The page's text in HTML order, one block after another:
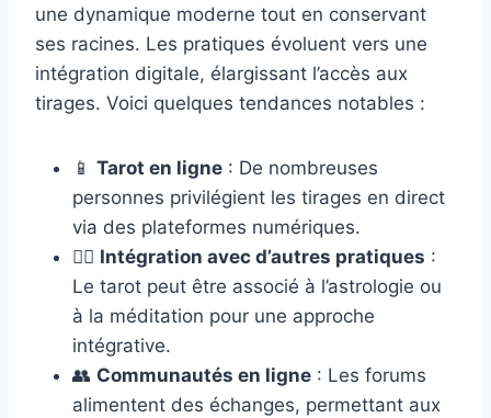
une dynamique moderne tout en conservant
ses racines. Les pratiques évoluent vers une
intégration digitale, élargissant l’accès aux
tirages. Voici quelques tendances notables :
📱 Tarot en ligne : De nombreuses
personnes privilégient les tirages en direct
via des plateformes numériques.
🧘‍♂️ Intégration avec d’autres pratiques :
Le tarot peut être associé à l’astrologie ou
à la méditation pour une approche
intégrative.
👥 Communautés en ligne : Les forums
alimentent des échanges, permettant aux